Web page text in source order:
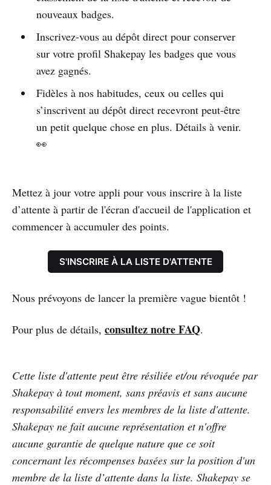
nouveaux badges.
Inscrivez-vous au dépôt direct pour conserver
sur votre profil Shakepay les badges que vous
avez gagnés.
Fidèles à nos habitudes, ceux ou celles qui
s’inscrivent au dépôt direct recevront peut-être
un petit quelque chose en plus. Détails à venir.
👀
Mettez à jour votre appli pour vous inscrire à la liste
d’attente à partir de l'écran d'accueil de l'application et
commencer à accumuler des points.
S'INSCRIRE À LA LISTE D'ATTENTE
Nous prévoyons de lancer la première vague bientôt !
Pour plus de détails, consultez notre FAQ.
Cette liste d'attente peut être résiliée et/ou révoquée par
Shakepay à tout moment, sans préavis et sans aucune
responsabilité envers les membres de la liste d'attente.
Shakepay ne fait aucune représentation et n'offre
aucune garantie de quelque nature que ce soit
concernant les récompenses basées sur la position d'un
membre de la liste d’attente dans la liste. Shakepay se